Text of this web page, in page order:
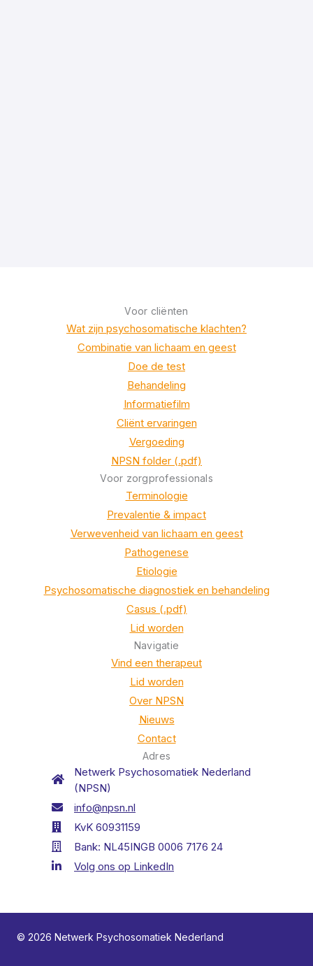
Voor cliënten
Wat zijn psychosomatische klachten?
Combinatie van lichaam en geest
Doe de test
Behandeling
Informatiefilm
Cliënt ervaringen
Vergoeding
NPSN folder (.pdf)
Voor zorgprofessionals
Terminologie
Prevalentie & impact
Verwevenheid van lichaam en geest
Pathogenese
Etiologie
Psychosomatische diagnostiek en behandeling
Casus (.pdf)
Lid worden
Navigatie
Vind een therapeut
Lid worden
Over NPSN
Nieuws
Contact
Adres
Netwerk Psychosomatiek Nederland
(NPSN)
info@npsn.nl
KvK 60931159
Bank: NL45INGB 0006 7176 24
Volg ons op LinkedIn
© 2026 Netwerk Psychosomatiek Nederland